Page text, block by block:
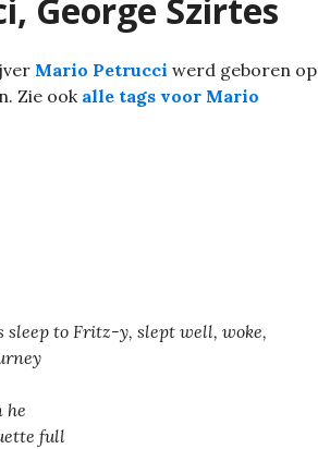
George Szirtes
Mario Petrucci werd geboren op
Zie ookalle tags voor Mario
to Fritz-y, slept well, woke,
he
full